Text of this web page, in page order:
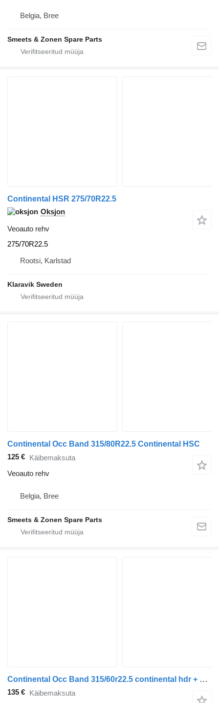
Belgia, Bree
Smeets & Zonen Spare Parts
Continental HSR 275/70R22.5
Oksjon
Veoauto rehv
275/70R22.5
Rootsi, Karlstad
Klaravik Sweden
Continental Occ Band 315/80R22.5 Continental HSC
125 € Käibemaksuta
Veoauto rehv
Belgia, Bree
Smeets & Zonen Spare Parts
Continental Occ Band 315/60r22.5 continental hdr + velg
135 € Käibemaksuta